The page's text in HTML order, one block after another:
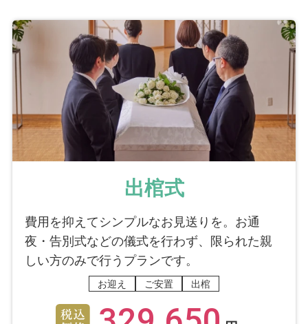
出棺式
費用を抑えてシンプルなお見送りを。お通
夜・告別式などの儀式を行わず、限られた親
しい方のみで行うプランです。
お迎え ご安置 出棺